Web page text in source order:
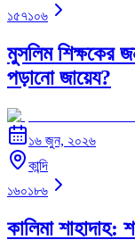
১৫৭১০৬
মুসলিম শিক্ষকের
পড়ানো জায়েয?
১৬ জুন, ২০২৬
কান্দি
১৬০১৮৬
কালিমা শাহাদাহ: